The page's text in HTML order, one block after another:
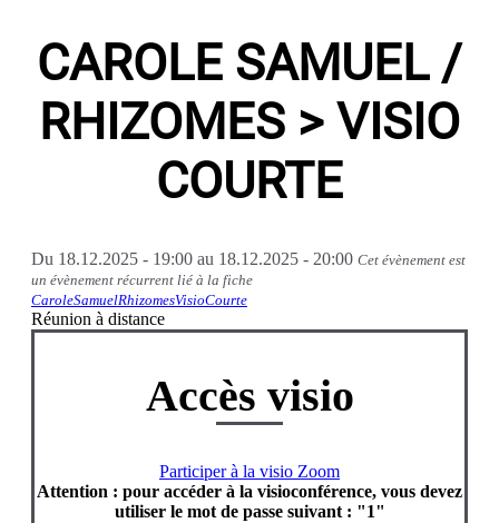
CAROLE SAMUEL /
RHIZOMES > VISIO
COURTE
Du 18.12.2025 - 19:00 au 18.12.2025 - 20:00 Cet évènement est
un évènement récurrent lié à la fiche
CaroleSamuelRhizomesVisioCourte
Réunion à distance
Accès visio
Participer à la visio Zoom
Attention : pour accéder à la visioconférence, vous devez
utiliser le mot de passe suivant : "1"